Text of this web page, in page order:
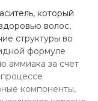
который
волос,
структуры во
формуле
аммиака за счет
компоненты,